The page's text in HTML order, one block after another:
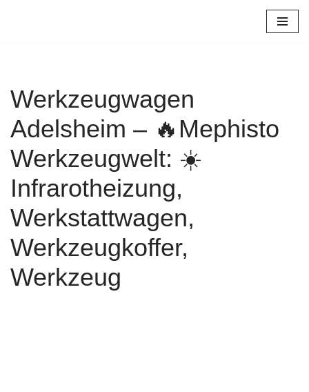
Werkzeugwagen
Adelsheim – 🔥Mephisto
Werkzeugwelt: ☀️
Infrarotheizung,
Werkstattwagen,
Werkzeugkoffer,
Werkzeug